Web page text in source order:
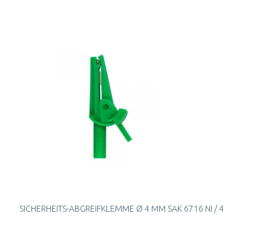
SICHERHEITS-ABGREIFKLEMME Ø 4 MM SAK 6716 NI / 4